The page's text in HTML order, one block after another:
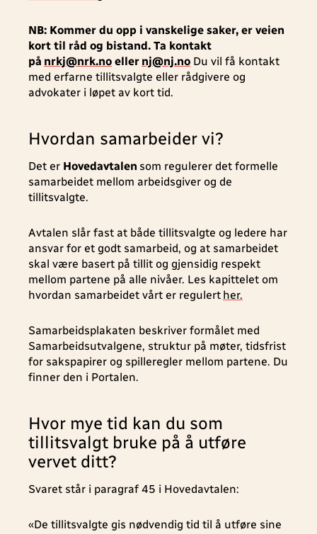
NB: Kommer du opp i vanskelige saker, er veien
kort til råd og bistand. Ta kontakt
på nrkj@nrk.no eller nj@nj.no Du vil få kontakt
med erfarne tillitsvalgte eller rådgivere og
advokater i løpet av kort tid.
Hvordan samarbeider vi?
Det er Hovedavtalen som regulerer det formelle
samarbeidet mellom arbeidsgiver og de
tillitsvalgte.
Avtalen slår fast at både tillitsvalgte og ledere har
ansvar for et godt samarbeid, og at samarbeidet
skal være basert på tillit og gjensidig respekt
mellom partene på alle nivåer. Les kapittelet om
hvordan samarbeidet vårt er regulert her.
Samarbeidsplakaten beskriver formålet med
Samarbeidsutvalgene, struktur på møter, tidsfrist
for sakspapirer og spilleregler mellom partene. Du
finner den i Portalen.
Hvor mye tid kan du som
tillitsvalgt bruke på å utføre
vervet ditt?
Svaret står i paragraf 45 i Hovedavtalen:
«De tillitsvalgte gis nødvendig tid til å utføre sine